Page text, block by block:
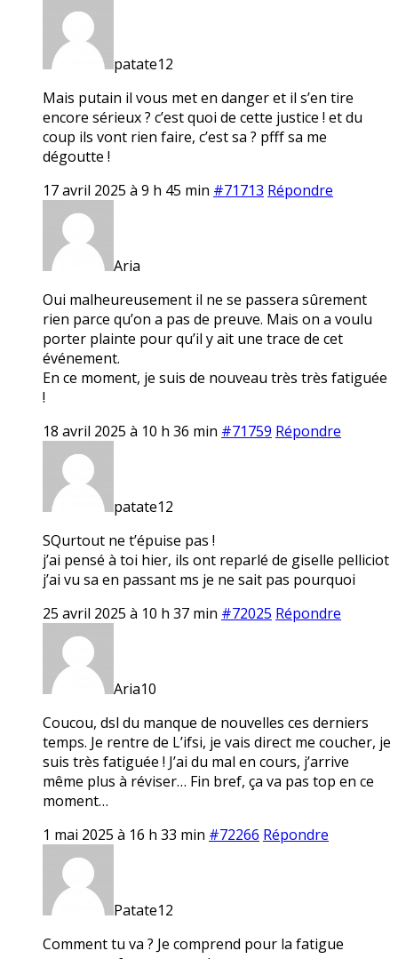
patate12
Mais putain il vous met en danger et il s’en tire
encore sérieux ? c’est quoi de cette justice ! et du
coup ils vont rien faire, c’est sa ? pfff sa me
dégoutte !
17 avril 2025 à 9 h 45 min #71713 Répondre
Aria
Oui malheureusement il ne se passera sûrement
rien parce qu’on a pas de preuve. Mais on a voulu
porter plainte pour qu’il y ait une trace de cet
événement.
En ce moment, je suis de nouveau très très fatiguée
!
18 avril 2025 à 10 h 36 min #71759 Répondre
patate12
SQurtout ne t’épuise pas !
j’ai pensé à toi hier, ils ont reparlé de giselle pelliciot
j’ai vu sa en passant ms je ne sait pas pourquoi
25 avril 2025 à 10 h 37 min #72025 Répondre
Aria10
Coucou, dsl du manque de nouvelles ces derniers
temps. Je rentre de L’ifsi, je vais direct me coucher, je
suis très fatiguée ! J’ai du mal en cours, j’arrive
même plus à réviser… Fin bref, ça va pas top en ce
moment…
1 mai 2025 à 16 h 33 min #72266 Répondre
Patate12
Comment tu va ? Je comprend pour la fatigue